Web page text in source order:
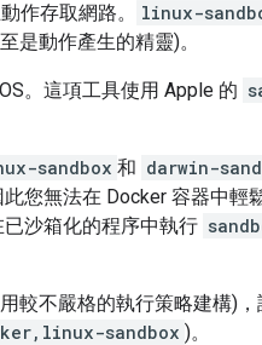
作存取網路。
linux-
是動作產生的精靈)。
。這項工具使用 Apple 的
sandbox 和 darwin-
您無法在 Docker 容器中輕
沙箱化的程序中執行
較不嚴格的執行策略建構)
sandbox )。